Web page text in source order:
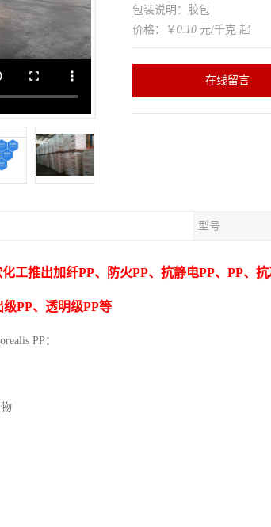
包装说明：胶包
价格：￥ 0.10 元/千克 起
在线留言
型号
工推出加纤PP、防火PP、抗静电PP、 PP、
级PP、透明级PP等
PP：